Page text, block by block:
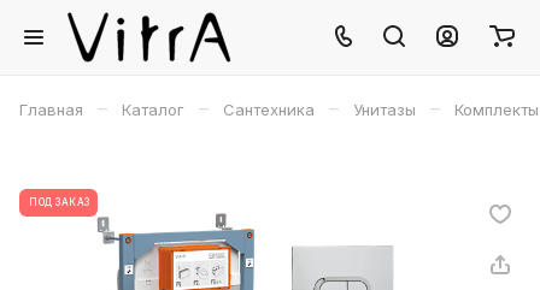
Главная – Каталог – Сантехника – Унитазы –
ПОД ЗАКАЗ